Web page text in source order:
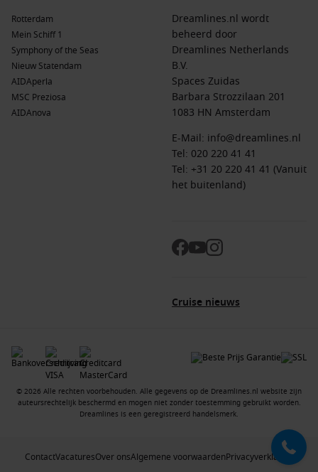
Rotterdam
Mein Schiff 1
Symphony of the Seas
Nieuw Statendam
AIDAperla
MSC Preziosa
AIDAnova
Dreamlines.nl wordt
beheerd door
Dreamlines Netherlands
B.V.
Spaces Zuidas
Barbara Strozzilaan 201
1083 HN Amsterdam
E-Mail: info@dreamlines.nl
Tel: 020 220 41 41
Tel: +31 20 220 41 41 (Vanuit
het buitenland)
Cruise nieuws
© 2026 Alle rechten voorbehouden. Alle gegevens op de Dreamlines.nl website zijn
auteursrechtelijk beschermd en mogen niet zonder toestemming gebruikt worden.
Dreamlines is een geregistreerd handelsmerk.
ContactVacaturesOver onsAlgemene voorwaardenPrivacyverklaring